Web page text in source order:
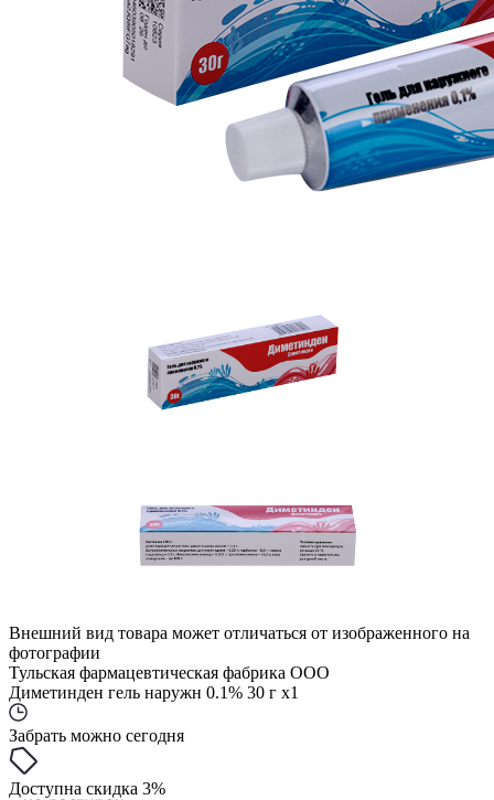
Внешний вид товара может отличаться от изображенного на
фотографии
Тульская фармацевтическая фабрика ООО
Диметинден гель наружн 0.1% 30 г x1
Забрать можно сегодня
Доступна скидка 3%